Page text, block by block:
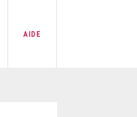
AIDE